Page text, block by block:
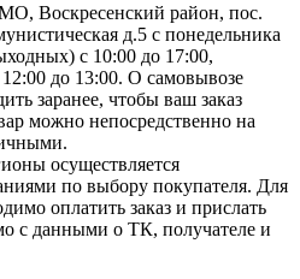
Воскресенский район, пос.
д.5 с понедельника
с 10:00 до 17:00,
до 13:00. О самовывозе
заранее, чтобы ваш заказ
можно непосредственно на
осуществляется
по выбору покупателя. Для
оплатить заказ и прислать
с данными о ТК, получателе и